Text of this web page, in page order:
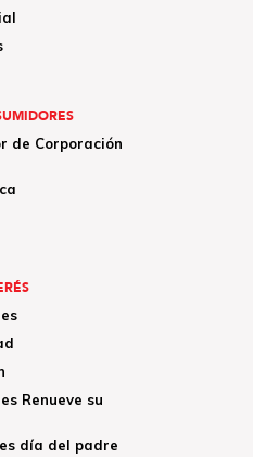
de Corporación
Renueve su
día del padre